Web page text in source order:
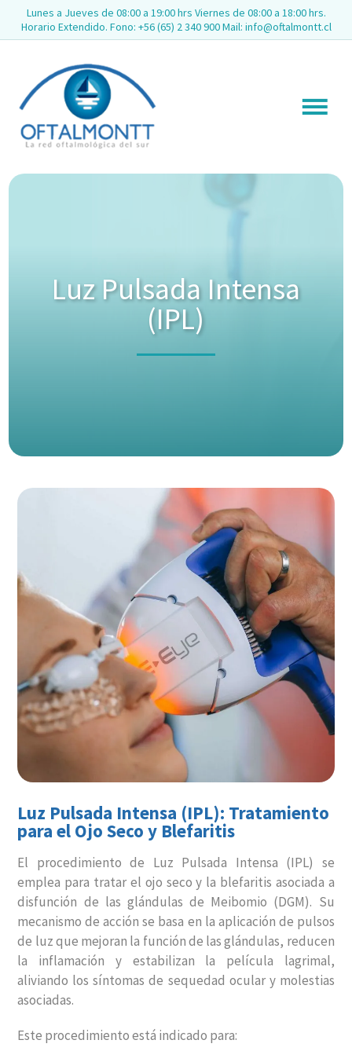
Lunes a Jueves de 08:00 a 19:00 hrs Viernes de 08:00 a 18:00 hrs.
Horario Extendido. Fono: +56 (65) 2 340 900 Mail: info@oftalmontt.cl
Luz Pulsada Intensa
(IPL)
Luz Pulsada Intensa (IPL): Tratamiento
para el Ojo Seco y Blefaritis
El procedimiento de Luz Pulsada Intensa (IPL) se
emplea para tratar el ojo seco y la blefaritis asociada a
disfunción de las glándulas de Meibomio (DGM). Su
mecanismo de acción se basa en la aplicación de pulsos
de luz que mejoran la función de las glándulas, reducen
la inflamación y estabilizan la película lagrimal,
aliviando los síntomas de sequedad ocular y molestias
asociadas.
Este procedimiento está indicado para: